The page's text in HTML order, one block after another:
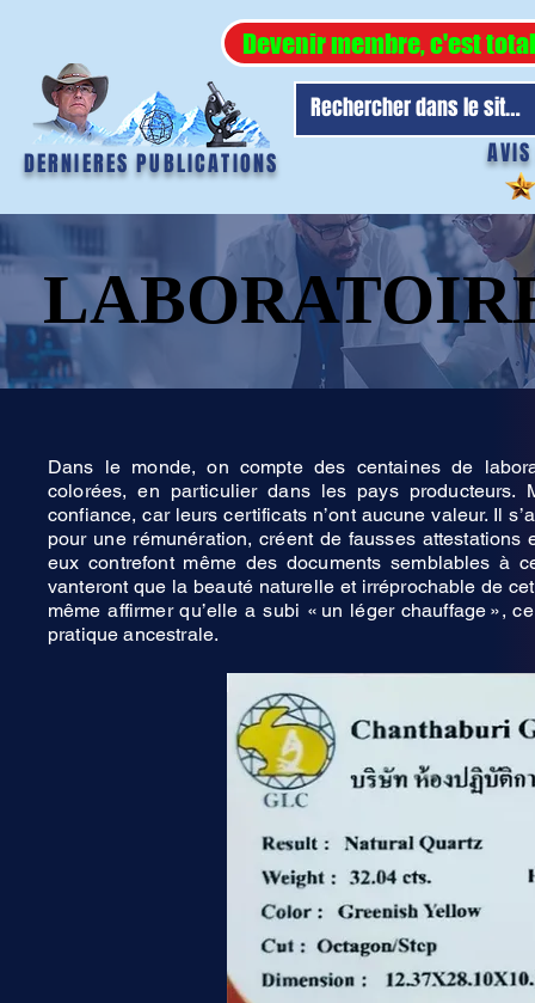
Devenir membre, c'est
DERNIERES PUBLICATIONS
Dans le monde, on compte des centaines de
colorées, en particulier dans les pays producteurs.
confiance, car leurs certificats n’ont aucune valeur. Il
pour une rémunération, créent de fausses
eux contrefont même des documents semblables à
vanteront que la beauté naturelle et irréprochable de
même affirmer qu’elle a subi « un léger chauffage »,
pratique ancestrale.